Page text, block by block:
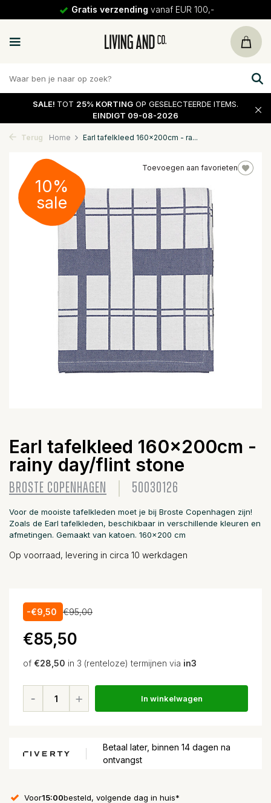
Gratis verzending vanaf EUR 100,-
SALE! TOT 25% KORTING OP GESELECTEERDE ITEMS.
EINDIGT 09-08-2026
Terug Home Earl tafelkleed 160x200cm - ra...
Toevoegen aan favorieten
10%
sale
Earl tafelkleed 160x200cm -
rainy day/flint stone
BROSTE COPENHAGEN 50030126
Voor de mooiste tafelkleden moet je bij Broste Copenhagen zijn!
Zoals de Earl tafelkleden, beschikbaar in verschillende kleuren en
afmetingen. Gemaakt van katoen. 160x200 cm
Op voorraad, levering in circa 10 werkdagen
-€9,50 €95,00
€85,50
of €28,50 in 3 (renteloze) termijnen via in3
In winkelwagen
Betaal later, binnen 14 dagen na
ontvangst
Voor15:00besteld, volgende dag in huis*